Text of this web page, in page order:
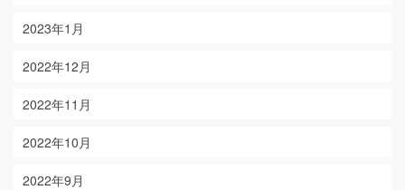
2023年1月
2022年12月
2022年11月
2022年10月
2022年9月